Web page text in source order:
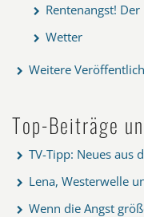
Rentenangst!
Wetter
Weitere
Top-Beiträge
TV-Tipp: Neues aus
Lena, Westerwelle
Wenn die Angst